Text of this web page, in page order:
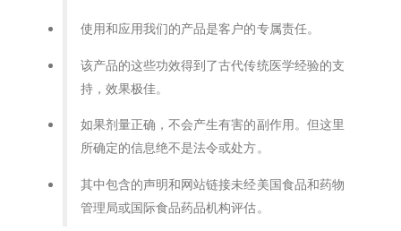
使用和应用我们的产品是客户的专属责任。
该产品的这些功效得到了古代传统医学经验的支
持，效果极佳。
如果剂量正确，不会产生有害的副作用。但这里
所确定的信息绝不是法令或处方。
其中包含的声明和网站链接未经美国食品和药物
管理局或国际食品药品机构评估。